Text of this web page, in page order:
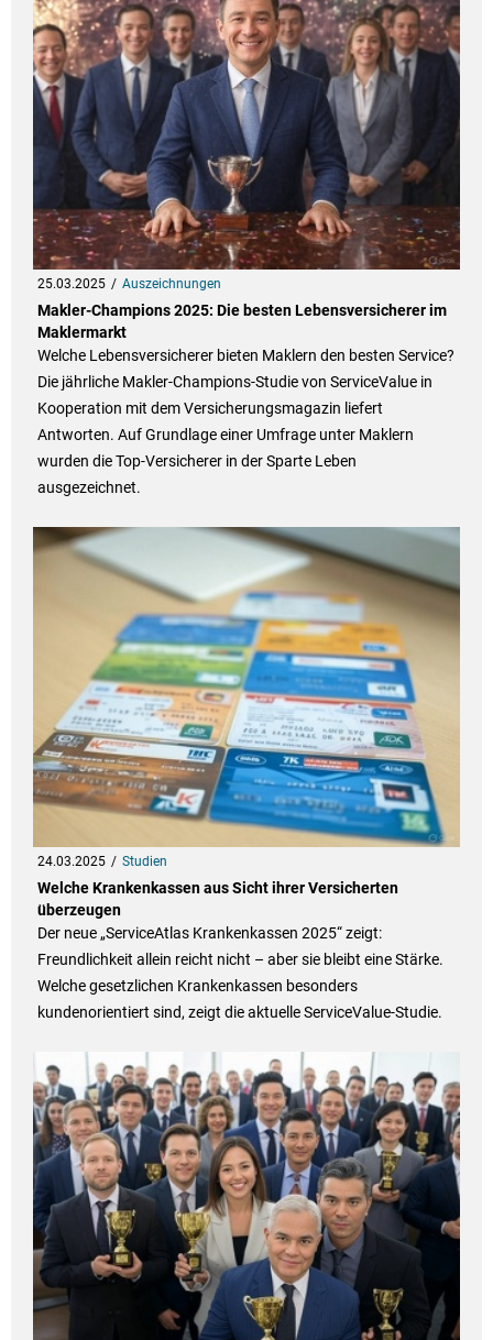
25.03.2025 Auszeichnungen
Makler-Champions 2025: Die besten Lebensversicherer im
Maklermarkt
Welche Lebensversicherer bieten Maklern den besten Service?
Die jährliche Makler-Champions-Studie von ServiceValue in
Kooperation mit dem Versicherungsmagazin liefert
Antworten. Auf Grundlage einer Umfrage unter Maklern
wurden die Top-Versicherer in der Sparte Leben
ausgezeichnet.
24.03.2025 Studien
Welche Krankenkassen aus Sicht ihrer Versicherten
überzeugen
Der neue „ServiceAtlas Krankenkassen 2025“ zeigt:
Freundlichkeit allein reicht nicht – aber sie bleibt eine Stärke.
Welche gesetzlichen Krankenkassen besonders
kundenorientiert sind, zeigt die aktuelle ServiceValue-Studie.